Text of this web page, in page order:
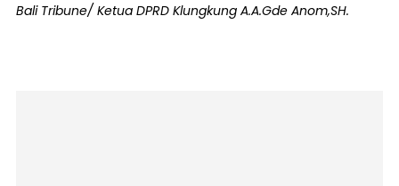
Bali Tribune/ Ketua DPRD Klungkung A.A.Gde Anom,SH.